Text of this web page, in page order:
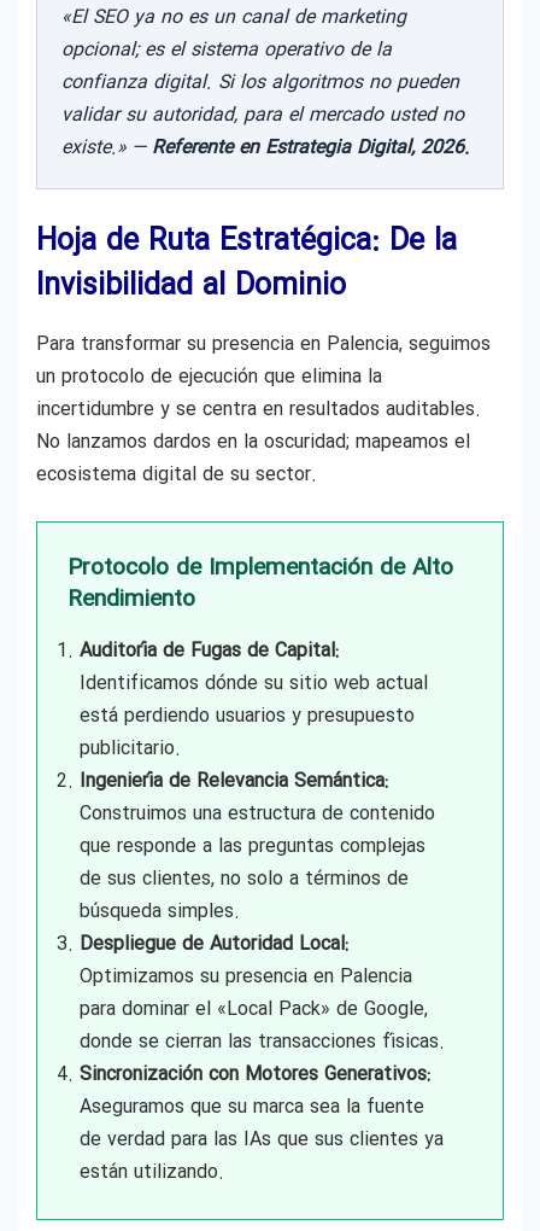
«El SEO ya no es un canal de marketing
opcional; es el sistema operativo de la
confianza digital. Si los algoritmos no pueden
validar su autoridad, para el mercado usted no
existe.» — Referente en Estrategia Digital, 2026.
Hoja de Ruta Estratégica: De la
Invisibilidad al Dominio
Para transformar su presencia en Palencia, seguimos
un protocolo de ejecución que elimina la
incertidumbre y se centra en resultados auditables.
No lanzamos dardos en la oscuridad; mapeamos el
ecosistema digital de su sector.
Protocolo de Implementación de Alto
Rendimiento
Auditoría de Fugas de Capital:
Identificamos dónde su sitio web actual
está perdiendo usuarios y presupuesto
publicitario.
Ingeniería de Relevancia Semántica:
Construimos una estructura de contenido
que responde a las preguntas complejas
de sus clientes, no solo a términos de
búsqueda simples.
Despliegue de Autoridad Local:
Optimizamos su presencia en Palencia
para dominar el «Local Pack» de Google,
donde se cierran las transacciones físicas.
Sincronización con Motores Generativos:
Aseguramos que su marca sea la fuente
de verdad para las IAs que sus clientes ya
están utilizando.